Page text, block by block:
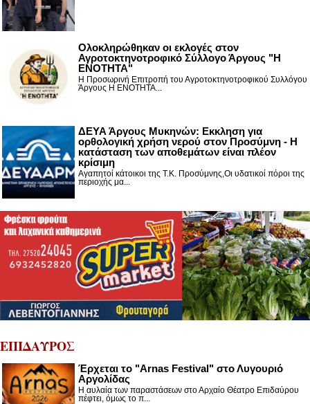
Ολοκληρώθηκαν οι εκλογές στον
Αγροτοκτηνοτροφικό Σύλλογο Άργους "Η
ΕΝΟΤΗΤΑ"
Η Προσωρινή Επιτροπή του Αγροτοκτηνοτροφικού Συλλόγου
Άργους Η ΕΝΟΤΗΤΑ...
ΔΕΥΑ Άργους Μυκηνών: Εκκληση για
ορθολογική χρήση νερού στον Προσύμνη - Η
κατάσταση των αποθεμάτων είναι πλέον
κρίσιμη
Αγαπητοί κάτοικοι της Τ.Κ. Προσύμνης,Οι υδατικοί πόροι της
περιοχής μα...
ΕΠΙΔΑΥΡΟΣ
Έρχεται το "Arnas Festival" στο Λυγουριό
Αργολίδας
Η αυλαία των παραστάσεων στο Αρχαίο Θέατρο Επιδαύρου
πέφτει, όμως το π...